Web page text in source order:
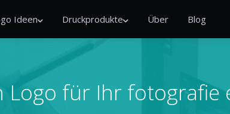
Ideen Druckprodukte Über Blog
Logo für Ihr fotografie